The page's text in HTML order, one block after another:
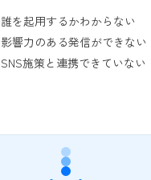
誰を起用するかわからない
影響力のある発信ができない
SNS施策と連携できていない